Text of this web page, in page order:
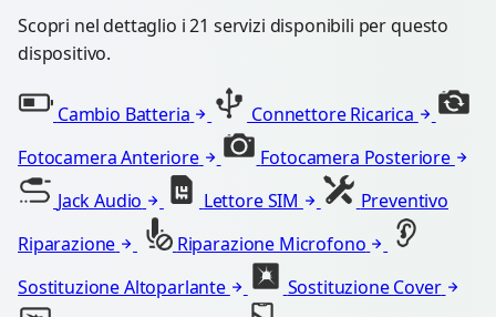
Scopri nel dettaglio i 21 servizi disponibili per questo
dispositivo.
Cambio Batteria
Connettore Ricarica
Fotocamera Anteriore
Fotocamera Posteriore
Jack Audio
Lettore SIM
Preventivo
Riparazione
Riparazione Microfono
Sostituzione Altoparlante
Sostituzione Cover